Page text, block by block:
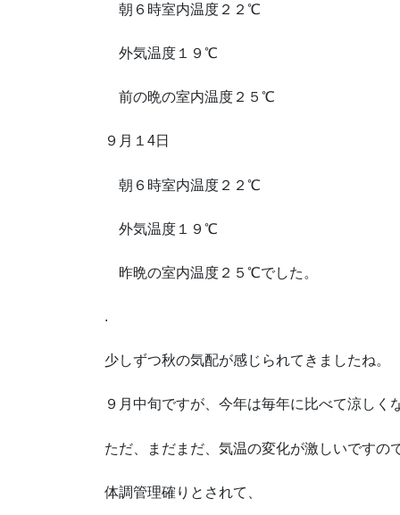
朝６時室内温度２２℃
外気温度１９℃
前の晩の室内温度２５℃
９月１4日
朝６時室内温度２２℃
外気温度１９℃
昨晩の室内温度２５℃でした。
.
少しずつ秋の気配が感じられてきましたね。
９月中旬ですが、今年は毎年に比べて涼しく
ただ、まだまだ、気温の変化が激しいですので
体調管理確りとされて、